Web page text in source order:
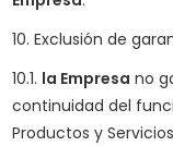
10. Exclusión de
10.1. la Empresa no
continuidad del
Productos y